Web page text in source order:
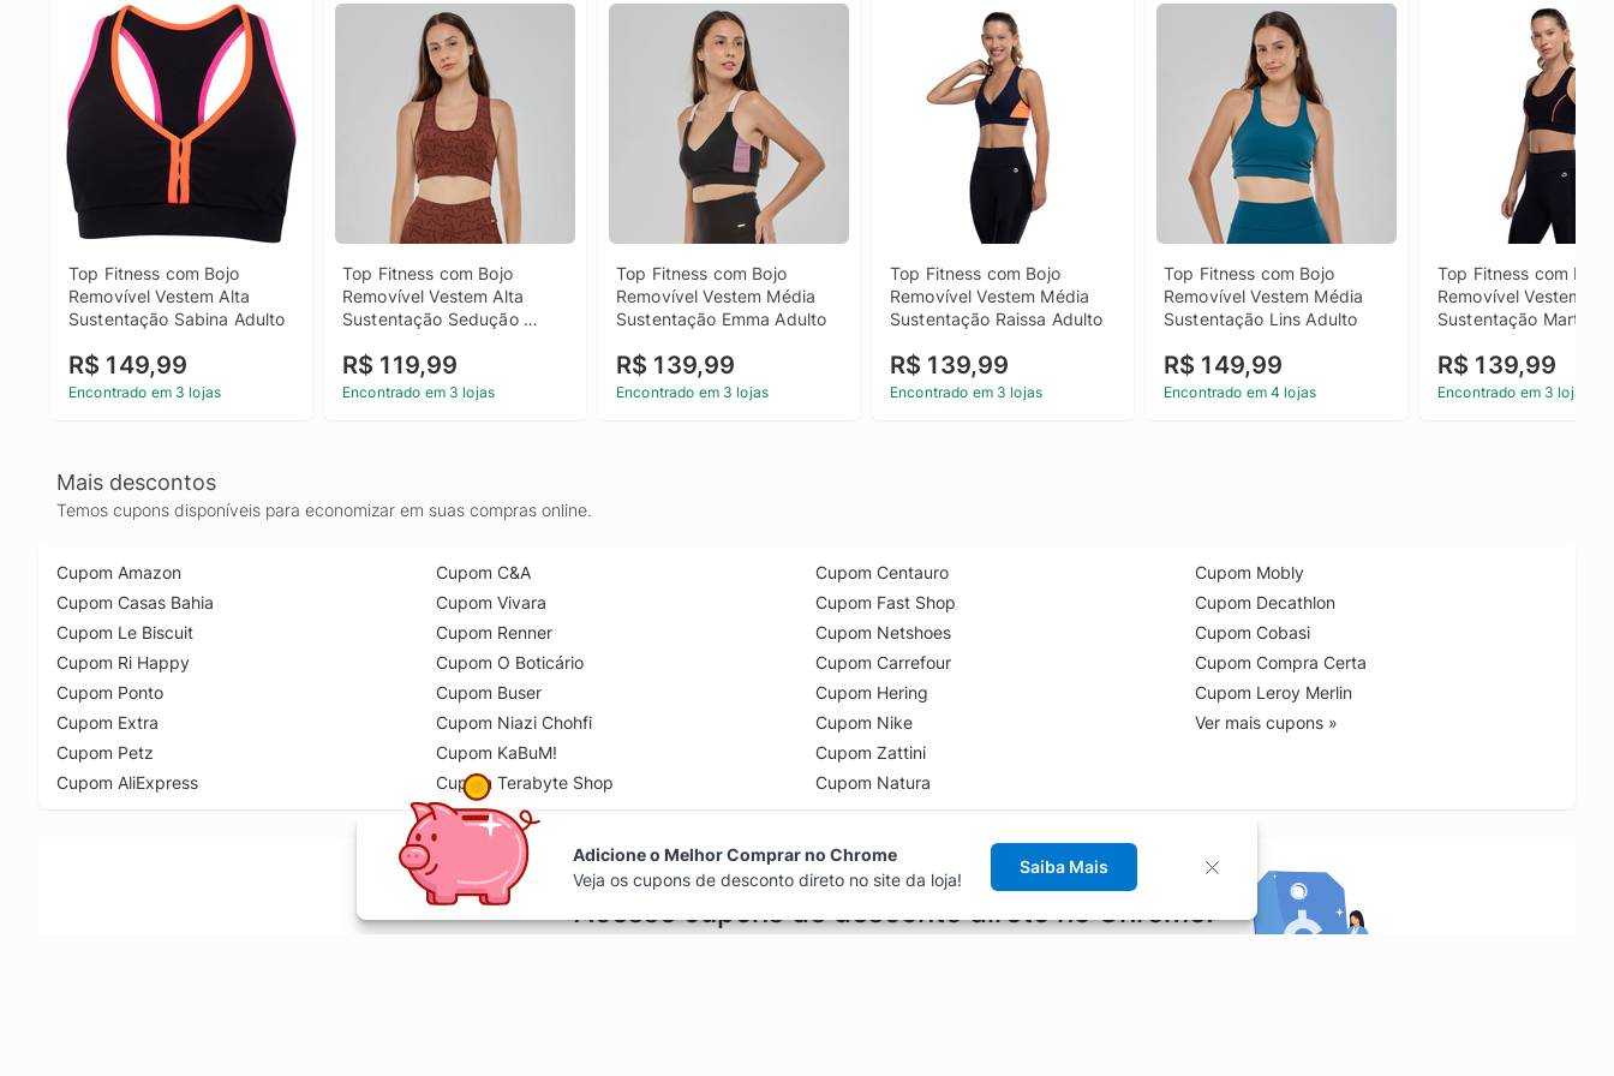
Top Fitness com Bojo
Removível Vestem Alta
Sustentação Sabina Adulto
R$ 149,99
Encontrado em 3 lojas
Top Fitness com Bojo
Removível Vestem Alta
Sustentação Sedução
R$ 119,99
Encontrado em 3 lojas
Top Fitness com Bojo
Removível Vestem Média
Sustentação Emma Adulto
R$ 139,99
Encontrado em 3 lojas
Top Fitness com Bojo
Removível Vestem Média
Sustentação Raissa Adulto
R$ 139,99
Encontrado em 3 lojas
Top Fitness com Bojo
Removível Vestem Média
Sustentação Lins Adulto
R$ 149,99
Encontrado em 4 lojas
Top Fitness com Bojo
Removível Vestem
Sustentação Marta
R$ 139,99
Encontrado em 3 lojas
Mais descontos
Temos cupons disponíveis para economizar em suas compras online.
Cupom Amazon
Cupom Casas Bahia
Cupom Le Biscuit
Cupom Ri Happy
Cupom Ponto
Cupom Extra
Cupom Petz
Cupom AliExpress
Cupom C&A
Cupom Vivara
Cupom Renner
Cupom O Boticário
Cupom Buser
Cupom Niazi Chohfi
Cupom KaBuM!
Cupom Terabyte Shop
Cupom Centauro
Cupom Fast Shop
Cupom Netshoes
Cupom Carrefour
Cupom Hering
Cupom Nike
Cupom Zattini
Cupom Natura
Cupom Mobly
Cupom Decathlon
Cupom Cobasi
Cupom Compra Certa
Cupom Leroy Merlin
Ver mais cupons »
Acesse cupons de desconto direto no Chrome!
Adicione o Melhor Comprar no Chrome
Veja os cupons de desconto direto no site da loja!
Saiba Mais